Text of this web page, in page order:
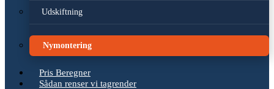
Udskiftning
Nymontering
Pris Beregner
Sådan renser vi tagrender